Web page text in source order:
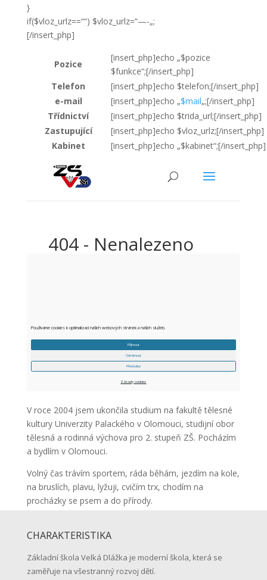
}
if($vloz_urlz==““) $vloz_urlz=“—-„;
[/insert_php]
Pozice
[insert_php]echo „$pozice
$funkce“;[/insert_php]
Telefon
[insert_php]echo $telefon;[/insert_php]
e-mail
[insert_php]echo „$mail„;[/insert_php]
Třídnictví
[insert_php]echo $trida_url;[/insert_php]
Zastupující
[insert_php]echo $vloz_urlz;[/insert_php]
Kabinet
[insert_php]echo „$kabinet“;[/insert_php]
V roce 2004 jsem ukončila studium na fakultě tělesné
kultury Univerzity Palackého v Olomouci, studijní obor
tělesná a rodinná výchova pro 2. stupeň ZŠ. Pocházím
a bydlím v Olomouci.
Volný čas trávím sportem, ráda běhám, jezdím na kole,
na bruslích, plavu, lyžuji, cvičím trx, chodím na
procházky se psem a do přírody.
CHARAKTERISTIKA
Základní škola Velká Dlážka je moderní škola, která se
zaměřuje na všestranný rozvoj dětí.